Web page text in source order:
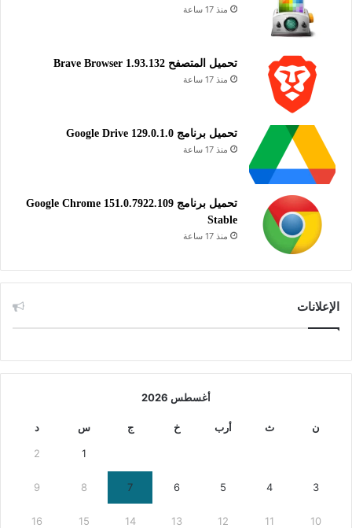
منذ 17 ساعة
تحميل المتصفح Brave Browser 1.93.132
منذ 17 ساعة
تحميل برنامج Google Drive 129.0.1.0
منذ 17 ساعة
تحميل برنامج Google Chrome 151.0.7922.109
Stable
منذ 17 ساعة
الإعلانات
أغسطس 2026
ن ث أرب خ ج س د
1
2
3
4
5
6
7
8
9
10
11
12
13
14
15
16